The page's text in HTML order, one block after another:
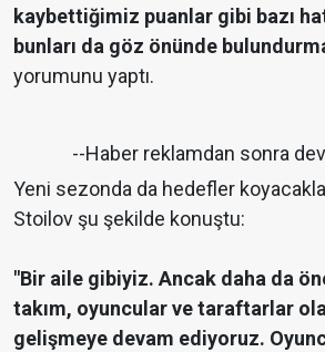
kaybettiğimiz puanlar gibi bazı
bunları da göz önünde
yorumunu yaptı.
--Haber reklamdan sonra
Yeni sezonda da hedefler
Stoilov şu şekilde konuştu:
"Bir aile gibiyiz. Ancak daha da
takım, oyuncular ve taraftarlar
gelişmeye devam ediyoruz.